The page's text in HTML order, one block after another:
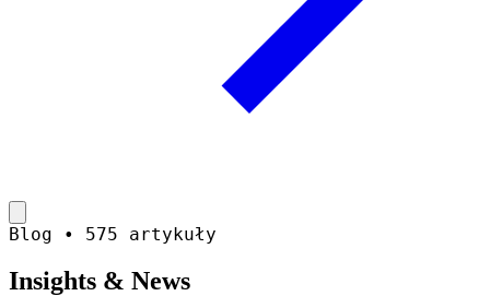
Blog • 575 artykuły
Insights & News